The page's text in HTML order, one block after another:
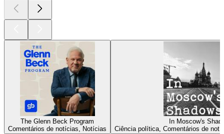
The Glenn Beck Program
Comentários de notícias, Notícias
In Moscow's
Ciência política, Comentários de